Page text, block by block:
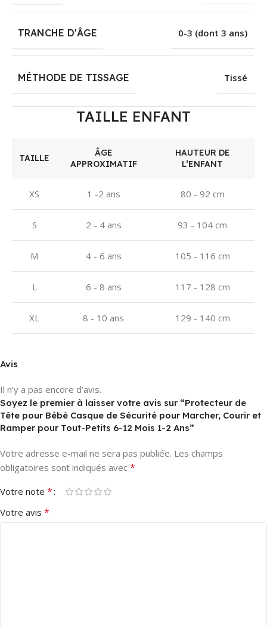
TRANCHE D'ÂGE 0-3 (dont 3 ans)
MÉTHODE DE TISSAGE Tissé
TAILLE ENFANT
TAILLE
ÂGE
APPROXIMATIF
HAUTEUR DE
L’ENFANT
XS 1 -2 ans 80 - 92 cm
S 2 - 4 ans 93 - 104 cm
M 4 - 6 ans 105 - 116 cm
L 6 - 8 ans 117 - 128 cm
XL 8 - 10 ans 129 - 140 cm
Avis
Il n’y a pas encore d’avis.
Soyez le premier à laisser votre avis sur “Protecteur de
Tête pour Bébé Casque de Sécurité pour Marcher, Courir et
Ramper pour Tout-Petits 6-12 Mois 1-2 Ans”
Votre adresse e-mail ne sera pas publiée. Les champs
obligatoires sont indiqués avec *
Votre note *
Votre avis *